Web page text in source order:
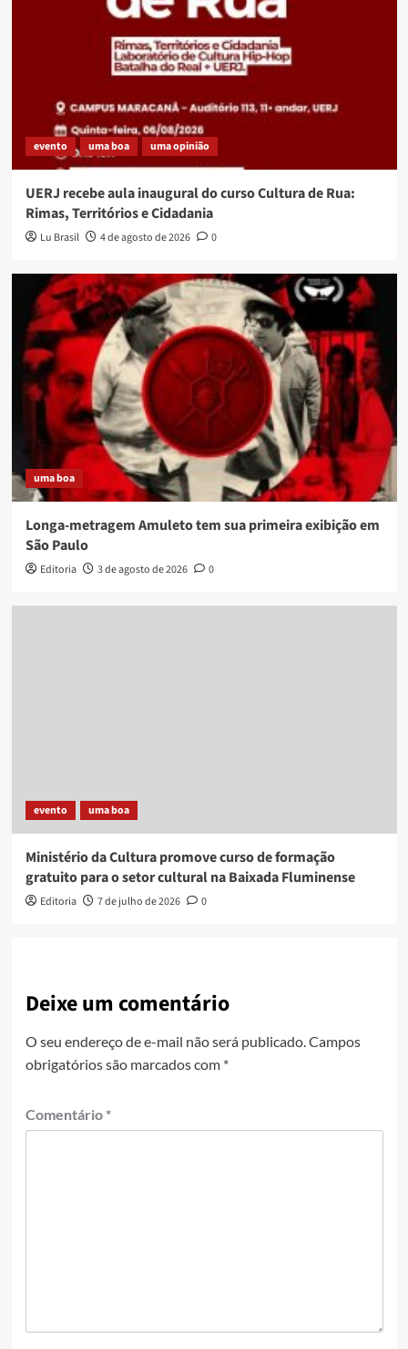
evento uma boa uma opinião
UERJ recebe aula inaugural do curso Cultura de Rua:
Rimas, Territórios e Cidadania
Lu Brasil 4 de agosto de 2026 0
uma boa
Longa-metragem Amuleto tem sua primeira exibição em
São Paulo
Editoria 3 de agosto de 2026 0
evento uma boa
Ministério da Cultura promove curso de formação
gratuito para o setor cultural na Baixada Fluminense
Editoria 7 de julho de 2026 0
Deixe um comentário
O seu endereço de e-mail não será publicado.Campos
obrigatórios são marcados com *
Comentário *